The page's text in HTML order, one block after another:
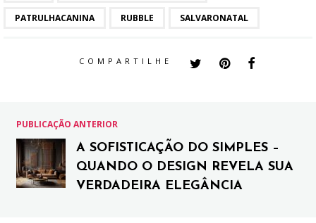
PATRULHACANINA RUBBLE SALVARONATAL
COMPARTILHE
PUBLICAÇÃO ANTERIOR
A SOFISTICAÇÃO DO SIMPLES –
QUANDO O DESIGN REVELA SUA
VERDADEIRA ELEGÂNCIA